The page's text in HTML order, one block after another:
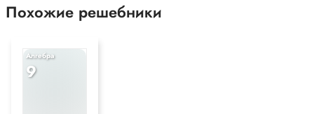
Похожие решебники
Алгебра
9